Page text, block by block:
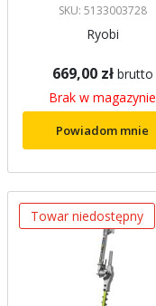
SKU: 5133003728
Ryobi
669,00 zł brutto
Brak w magazynie
Powiadom mnie
Towar niedostępny